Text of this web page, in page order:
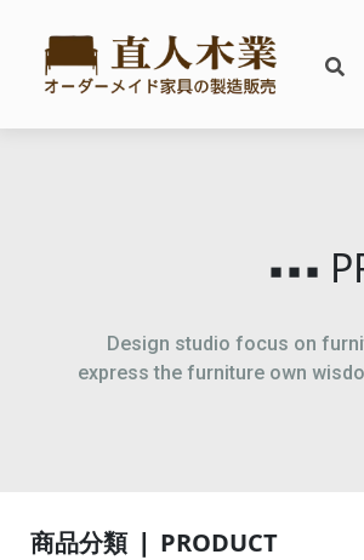
▪▪▪
Design studio focus on
express the furniture own
商品分類 ❘ PRODUCT